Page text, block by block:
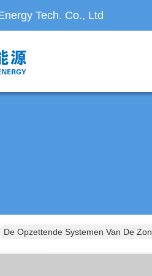
Tech. Co., Ltd
De Opzettende Systemen Van De